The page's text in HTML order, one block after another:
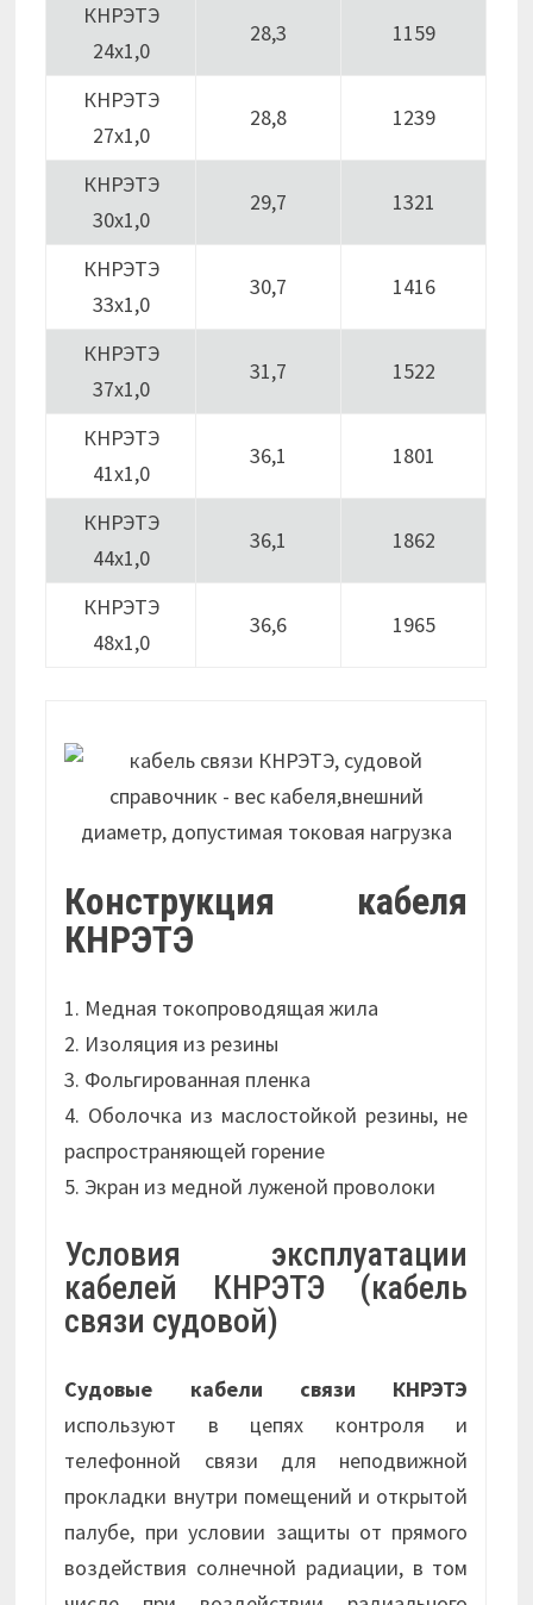
КНРЭТЭ
24х1,0
28,3 1159
КНРЭТЭ
27х1,0
28,8 1239
КНРЭТЭ
30х1,0
29,7 1321
КНРЭТЭ
33х1,0
30,7 1416
КНРЭТЭ
37х1,0
31,7 1522
КНРЭТЭ
41х1,0
36,1 1801
КНРЭТЭ
44х1,0
36,1 1862
КНРЭТЭ
48х1,0
36,6 1965
Конструкция кабеля
КНРЭТЭ
1. Медная токопроводящая жила
2. Изоляция из резины
3. Фольгированная пленка
4. Оболочка из маслостойкой резины, не
распространяющей горение
5. Экран из медной луженой проволоки
Условия эксплуатации
кабелей КНРЭТЭ (кабель
связи судовой)
Судовые кабели связи КНРЭТЭ
используют в цепях контроля и
телефонной связи для неподвижной
прокладки внутри помещений и открытой
палубе, при условии защиты от прямого
воздействия солнечной радиации, в том